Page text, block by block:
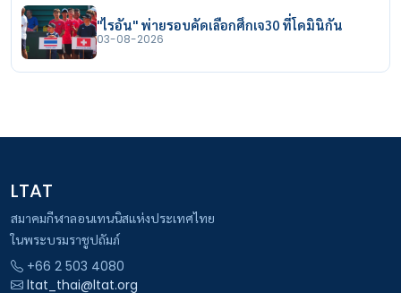
"ไรอัน" พ่ายรอบคัดเลือกศึกเจ30 ที่โดมินิกัน
03-08-2026
LTAT
สมาคมกีฬาลอนเทนนิสแห่งประเทศไทย
ในพระบรมราชูปถัมภ์
+66 2 503 4080
ltat_thai@ltat.org